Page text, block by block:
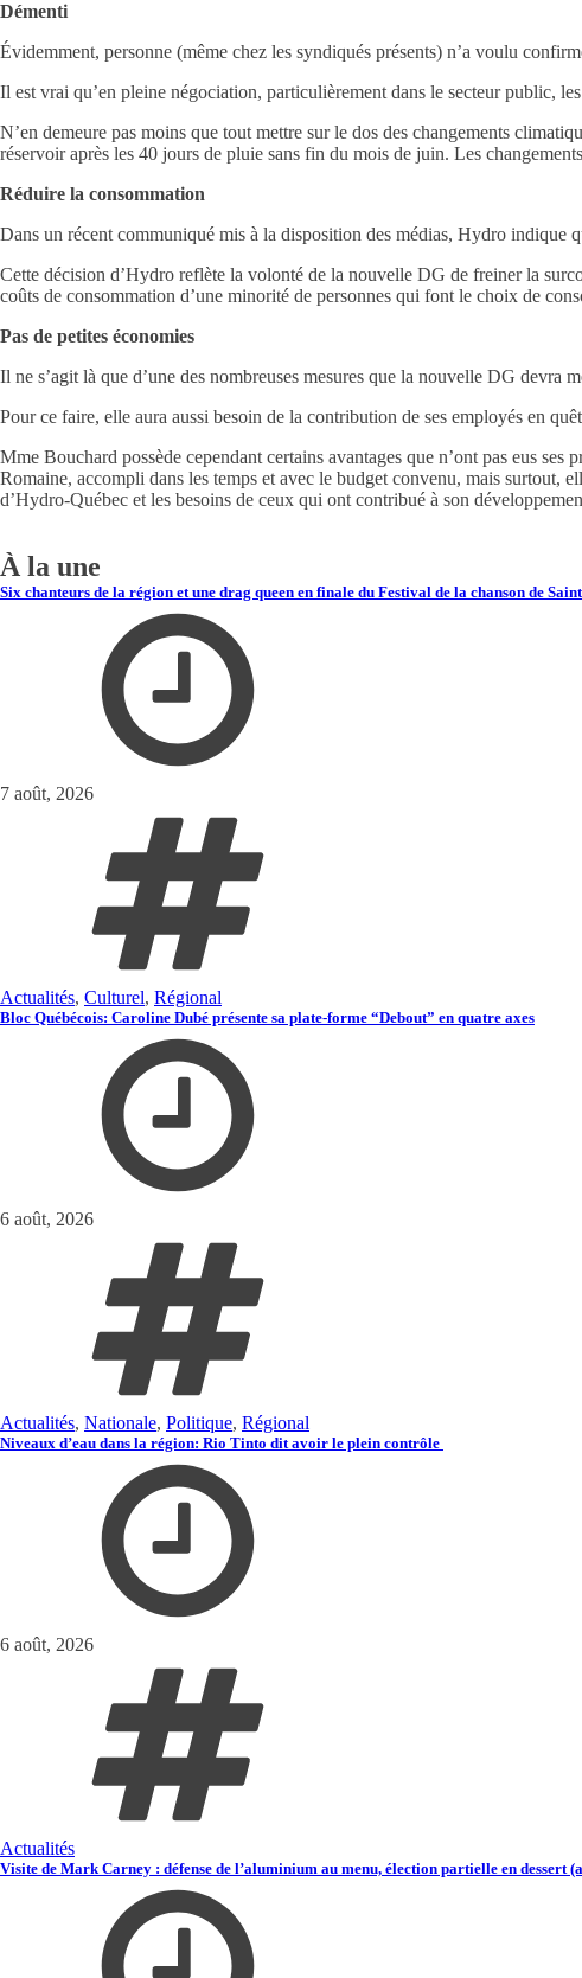
Démenti
Évidemment, personne (même chez les syndiqués présents) n’a voulu
Il est vrai qu’en pleine négociation, particulièrement dans le secteur public,
N’en demeure pas moins que tout mettre sur le dos des changements
réservoir après les 40 jours de pluie sans fin du mois de juin. Les
Réduire la consommation
Dans un récent communiqué mis à la disposition des médias, Hydro indique
Cette décision d’Hydro reflète la volonté de la nouvelle DG de freiner la
coûts de consommation d’une minorité de personnes qui font le choix de
Pas de petites économies
Il ne s’agit là que d’une des nombreuses mesures que la nouvelle DG
Pour ce faire, elle aura aussi besoin de la contribution de ses employés en
Mme Bouchard possède cependant certains avantages que n’ont pas eus
Romaine, accompli dans les temps et avec le budget convenu, mais surtout,
d’Hydro-Québec et les besoins de ceux qui ont contribué à son
À la une
Six chanteurs de la région et une drag queen en finale du Festival de la chanson de
7 août, 2026
Actualités, Culturel, Régional
Bloc Québécois: Caroline Dubé présente sa plate-forme “Debout” en quatre axes
6 août, 2026
Actualités, Nationale, Politique, Régional
Niveaux d’eau dans la région: Rio Tinto dit avoir le plein contrôle
6 août, 2026
Actualités
Visite de Mark Carney : défense de l’aluminium au menu, élection partielle en dessert